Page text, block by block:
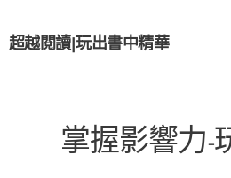
超越閱讀|玩出書中精華
掌握影響力-